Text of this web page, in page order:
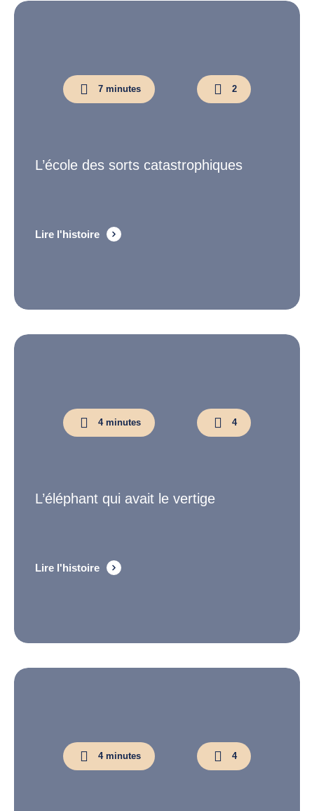
7 minutes 2
L’école des sorts catastrophiques
Lire l'histoire
4 minutes 4
L’éléphant qui avait le vertige
Lire l'histoire
4 minutes 4